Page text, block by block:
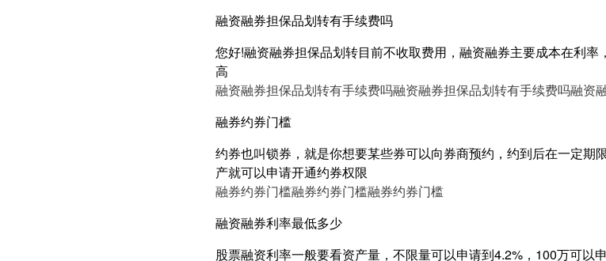
融资融券担保品划转有手续费吗
您好!融资融券担保品划转目前不收取费用，融资融券主要成本在利
高
融资融券担保品划转有手续费吗融资融券担保品划转有手续费吗融资
融券约券门槛
约券也叫锁券，就是你想要某些券可以向券商预约，约到后在一定期
产就可以申请开通约券权限
融券约券门槛融券约券门槛融券约券门槛
融资融券利率最低多少
股票融资利率一般要看资产量，不限量可以申请到4.2%，100万可以